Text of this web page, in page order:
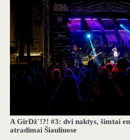
A GirDž`!?! #3: dvi naktys, šimtai
atradimai Šiauliuose